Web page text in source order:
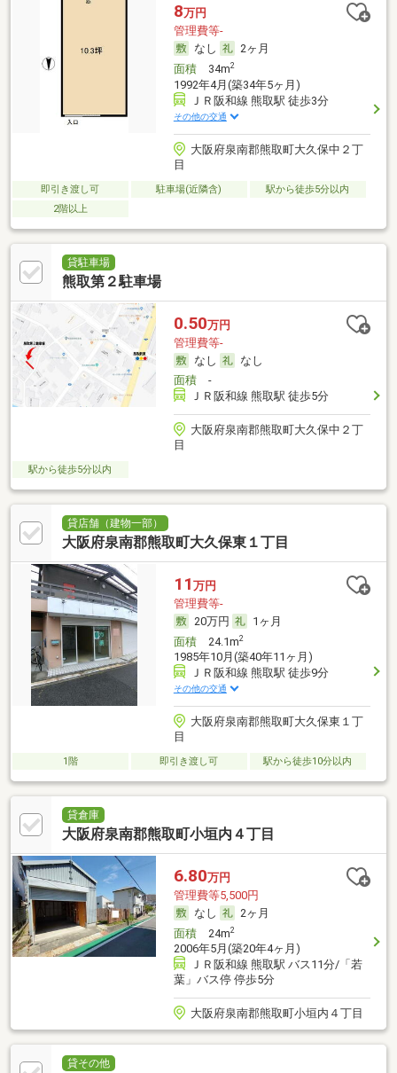
8万円
管理費等-
なし
2ヶ月
面積34m2
1992年4月(築34年5ヶ月)
ＪＲ阪和線 熊取駅 徒歩3分
その他の交通
大阪府泉南郡熊取町大久保中２丁
目
即引き渡し可 駐車場(近隣含)
駅から徒歩5分以内
2階以上
貸駐車場
熊取第２駐車場
0.50万円
管理費等-
なし
なし
面積-
ＪＲ阪和線 熊取駅 徒歩5分
大阪府泉南郡熊取町大久保中２丁
目
駅から徒歩5分以内
貸店舗（建物一部）
大阪府泉南郡熊取町大久保東１丁目
11 万円
管理費等-
20万円
1ヶ月
面積24.1m2
1985年10月(築40年11ヶ月)
ＪＲ阪和線 熊取駅 徒歩9分
その他の交通
大阪府泉南郡熊取町大久保東１丁
目
1階 即引き渡し可 駅から徒歩10分以内
貸倉庫
大阪府泉南郡熊取町小垣内４丁目
6.80万円
管理費等5,500円
なし
2ヶ月
面積24m2
2006年5月(築20年4ヶ月)
ＪＲ阪和線 熊取駅 バス11分/「若
葉」バス停 停歩5分
大阪府泉南郡熊取町小垣内４丁目
貸その他